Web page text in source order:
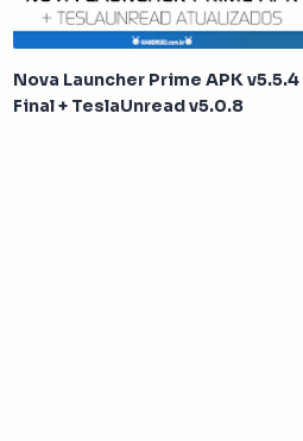
Nova Launcher Prime APK v5.5.4
Final + TeslaUnread v5.0.8